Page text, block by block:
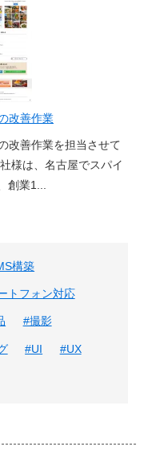
改善作業
改善作業を担当させて
様は、名古屋でスパイ
創業1...
構築
トフォン対応
#撮影
#UI #UX